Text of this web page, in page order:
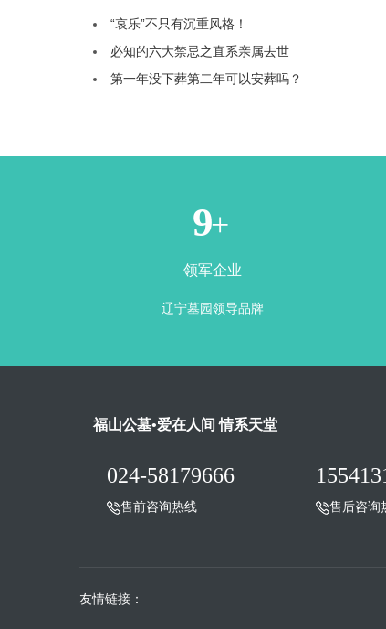
“哀乐”不只有沉重风格！
必知的六大禁忌之直系亲属去世
第一年没下葬第二年可以安葬吗？
1+
领军企业
辽宁墓园领导品牌
福山公墓•爱在人间 情系天堂
024-58179666
售前咨询热线 售后咨询
友情链接：